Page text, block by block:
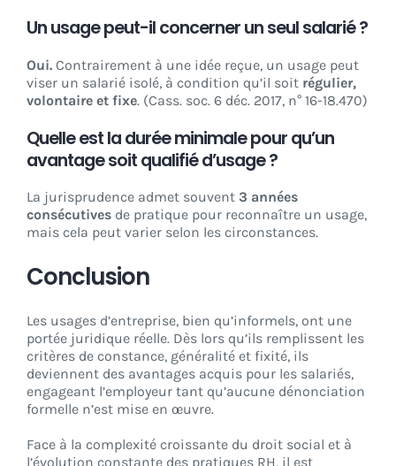
Un usage peut-il concerner un seul salarié ?
Oui. Contrairement à une idée reçue, un usage peut
viser un salarié isolé, à condition qu’il soit régulier,
volontaire et fixe. (Cass. soc. 6 déc. 2017, n° 16-18.470)
Quelle est la durée minimale pour qu’un
avantage soit qualifié d’usage ?
La jurisprudence admet souvent 3 années
consécutives de pratique pour reconnaître un usage,
mais cela peut varier selon les circonstances.
Conclusion
Les usages d’entreprise, bien qu’informels, ont une
portée juridique réelle. Dès lors qu’ils remplissent les
critères de constance, généralité et fixité, ils
deviennent des avantages acquis pour les salariés,
engageant l’employeur tant qu’aucune dénonciation
formelle n’est mise en œuvre.
Face à la complexité croissante du droit social et à
l’évolution constante des pratiques RH, il est